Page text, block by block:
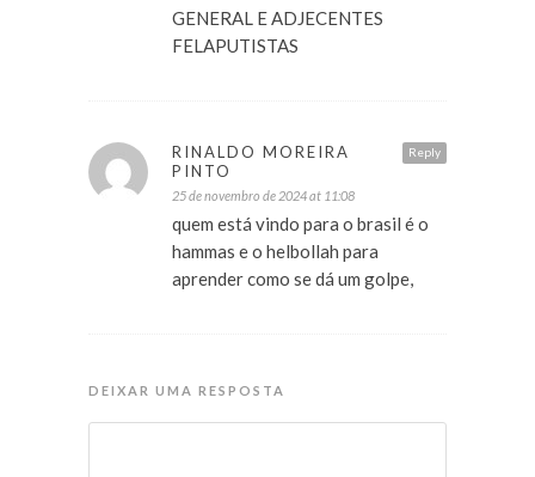
GENERAL E ADJECENTES
FELAPUTISTAS
Reply
RINALDO MOREIRA
PINTO
25 de novembro de 2024 at 11:08
quem está vindo para o brasil é o
hammas e o helbollah para
aprender como se dá um golpe,
DEIXAR UMA RESPOSTA